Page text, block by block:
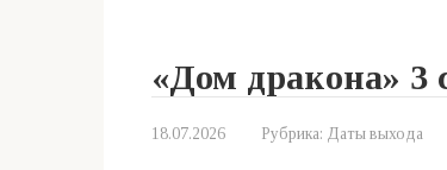
«Дом дракона» 3
18.07.2026 Рубрика: Даты выхода